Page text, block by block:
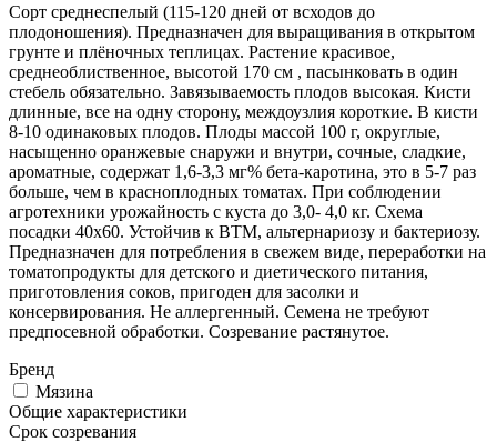
Сорт среднеспелый (115-120 дней от всходов до
плодоношения). Предназначен для выращивания в открытом
грунте и плёночных теплицах. Растение красивое,
среднеоблиственное, высотой 170 см , пасынковать в один
стебель обязательно. Завязываемость плодов высокая. Кисти
длинные, все на одну сторону, междоузлия короткие. В кисти
8-10 одинаковых плодов. Плоды массой 100 г, округлые,
насыщенно оранжевые снаружи и внутри, сочные, сладкие,
ароматные, содержат 1,6-3,3 мг% бета-каротина, это в 5-7 раз
больше, чем в красноплодных томатах. При соблюдении
агротехники урожайность с куста до 3,0- 4,0 кг. Схема
посадки 40х60. Устойчив к ВТМ, альтернариозу и бактериозу.
Предназначен для потребления в свежем виде, переработки на
томатопродукты для детского и диетического питания,
приготовления соков, пригоден для засолки и
консервирования. Не аллергенный. Семена не требуют
предпосевной обработки. Созревание растянутое.
Бренд
Мязина
Общие характеристики
Срок созревания